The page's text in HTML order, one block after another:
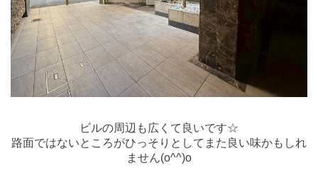
ビルの周辺も広くて良いです☆
路面ではないところがひっそりとしてまた良い味かもしれ
ません(o^^)o